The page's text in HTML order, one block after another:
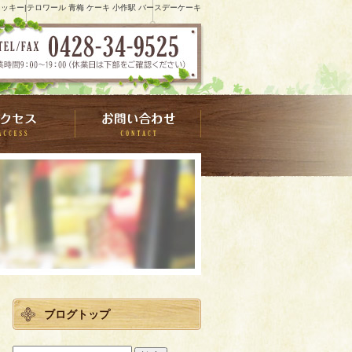
キー|テロワール 青梅 ケーキ 小作駅 バースデーケーキ
ブログトップ